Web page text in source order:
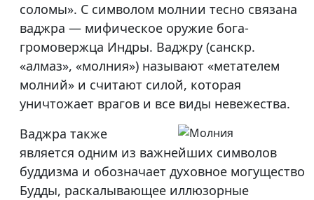
соломы». С символом молнии тесно связана
ваджра — мифическое оружие бога-
громовержца Индры. Ваджру (санскр.
«алмаз», «молния») называют «метателем
молний» и считают силой, которая
уничтожает врагов и все виды невежества.
Ваджра также
является одним из важнейших символов
буддизма и обозначает духовное могущество
Будды, раскалывающее иллюзорные